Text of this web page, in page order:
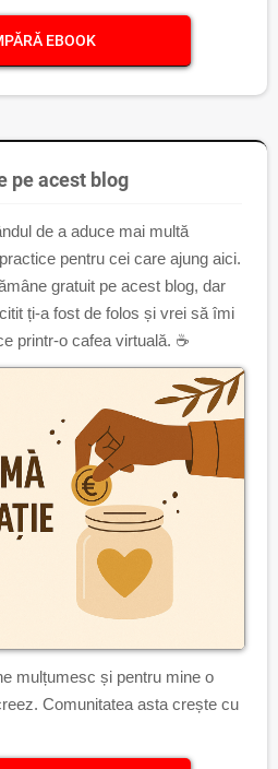
EBOOK
pe acest blog
de a aduce mai multă
pentru cei care ajung aici.
gratuit pe acest blog, dar
ți-a fost de folos și vrei să îmi
printr-o cafea virtuală. ☕
mulțumesc și pentru mine o
Comunitatea asta crește cu